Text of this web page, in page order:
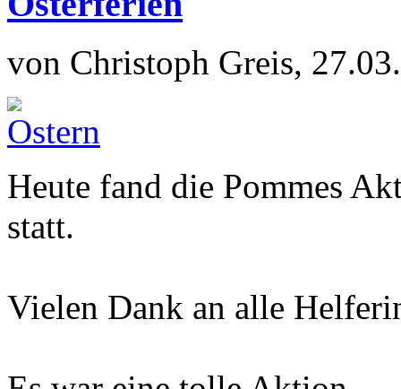
von Christoph Greis,
Heute fand die Pommes
statt.
Vielen Dank an alle